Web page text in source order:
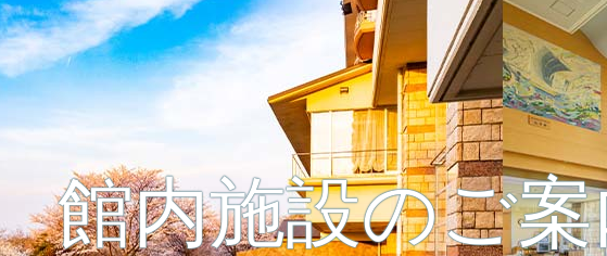
館内施設のご